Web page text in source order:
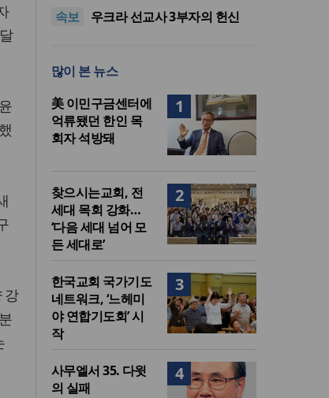
강
속보
인… 장기 개발 기반 확보
한인 목회자 석방돼
우크라 선교사 3부자의 헌신
지법 시행… 기독교계 강력 반
올리벳대학교, 120만 평 리버사
이드 대학 캠퍼스 영구 사용 승
인… 장기 개발 기반 확보
많이 본 뉴스
1
美 이민구금센터에
억류됐던 한인 목
회자 석방돼
2
찾으시는교회, 전
세대 목회 강화…
‘다음 세대 넘어 모
든 세대로’
3
한국교회 국가기도
네트워크, ‘느헤미
야 연합기도회’ 시
작
4
사무엘서 35. 다윗
의 실패